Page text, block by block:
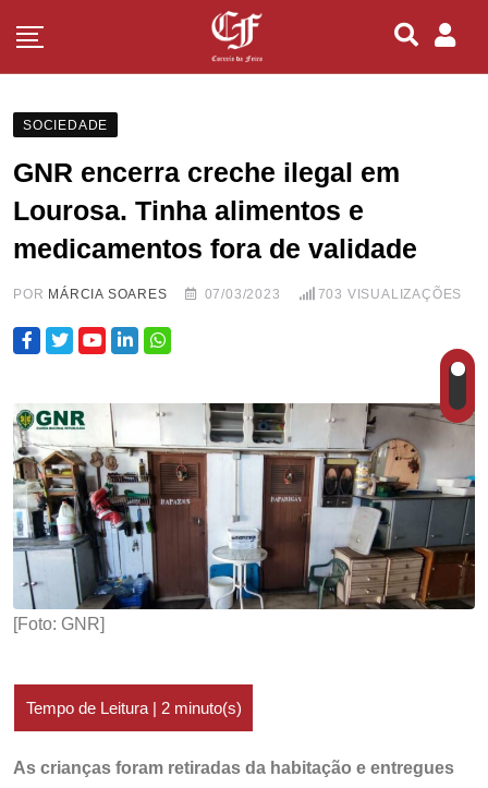
SOCIEDADE
GNR encerra creche ilegal em
Lourosa. Tinha alimentos e
medicamentos fora de validade
POR MÁRCIA SOARES 07/03/2023 703 VISUALIZAÇÕES
[Foto: GNR]
As crianças foram retiradas da habitação e entregues